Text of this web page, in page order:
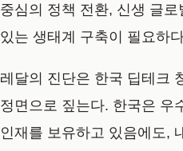
중심의 정책 전환, 신생 글
있는 생태계 구축이 필요하
레달의 진단은 한국 딥테크
정면으로 짚는다. 한국은 우
인재를 보유하고 있음에도,